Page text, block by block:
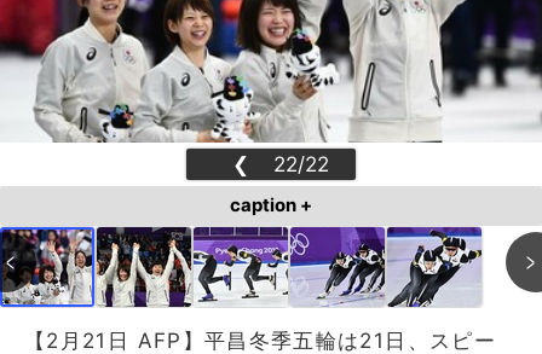
❮
22/22
❯
caption +
【2月21日 AFP】平昌冬季五輪は21日、スピー